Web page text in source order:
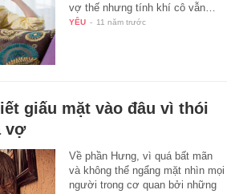
vợ thế nhưng tính khí cô vẫn…
YÊU - 11 năm trước
giấu mặt vào đâu vì thói
vợ
Về phần Hưng, vì quá bất mãn
và không thể ngẩng mặt nhìn mọi
người trong cơ quan bởi những